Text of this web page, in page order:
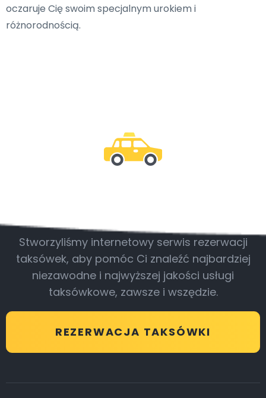
oczaruje Cię swoim specjalnym urokiem i
różnorodnością.
Stworzyliśmy internetowy serwis rezerwacji
taksówek, aby pomóc Ci znaleźć najbardziej
niezawodne i najwyższej jakości usługi
taksówkowe, zawsze i wszędzie.
REZERWACJA TAKSÓWKI